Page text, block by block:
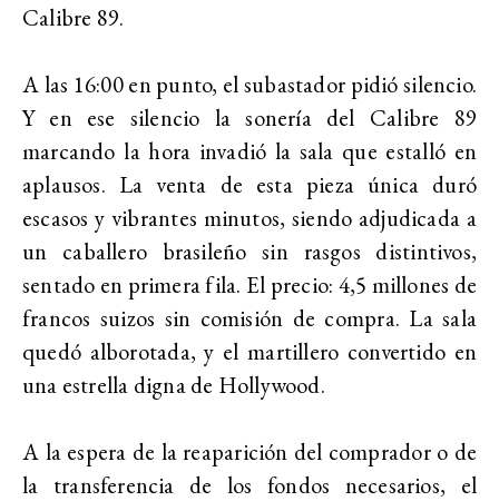
Calibre 89.
A las 16:00 en punto, el subastador pidió silencio.
Y en ese silencio la sonería del Calibre 89
marcando la hora invadió la sala que estalló en
aplausos. La venta de esta pieza única duró
escasos y vibrantes minutos, siendo adjudicada a
un caballero brasileño sin rasgos distintivos,
sentado en primera fila. El precio: 4,5 millones de
francos suizos sin comisión de compra. La sala
quedó alborotada, y el martillero convertido en
una estrella digna de Hollywood.
A la espera de la reaparición del comprador o de
la transferencia de los fondos necesarios, el